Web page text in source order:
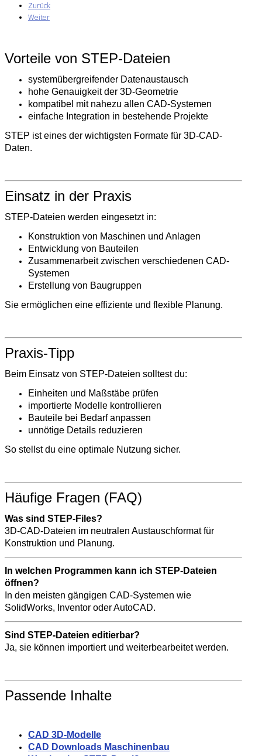
Zurück
Weiter
Vorteile von STEP-Dateien
systemübergreifender Datenaustausch
hohe Genauigkeit der 3D-Geometrie
kompatibel mit nahezu allen CAD-Systemen
einfache Integration in bestehende Projekte
STEP ist eines der wichtigsten Formate für 3D-CAD-
Daten.
Einsatz in der Praxis
STEP-Dateien werden eingesetzt in:
Konstruktion von Maschinen und Anlagen
Entwicklung von Bauteilen
Zusammenarbeit zwischen verschiedenen CAD-
Systemen
Erstellung von Baugruppen
Sie ermöglichen eine effiziente und flexible Planung.
Praxis-Tipp
Beim Einsatz von STEP-Dateien solltest du:
Einheiten und Maßstäbe prüfen
importierte Modelle kontrollieren
Bauteile bei Bedarf anpassen
unnötige Details reduzieren
So stellst du eine optimale Nutzung sicher.
Häufige Fragen (FAQ)
Was sind STEP-Files?
3D-CAD-Dateien im neutralen Austauschformat für
Konstruktion und Planung.
In welchen Programmen kann ich STEP-Dateien
öffnen?
In den meisten gängigen CAD-Systemen wie
SolidWorks, Inventor oder AutoCAD.
Sind STEP-Dateien editierbar?
Ja, sie können importiert und weiterbearbeitet werden.
Passende Inhalte
CAD 3D-Modelle
CAD Downloads Maschinenbau